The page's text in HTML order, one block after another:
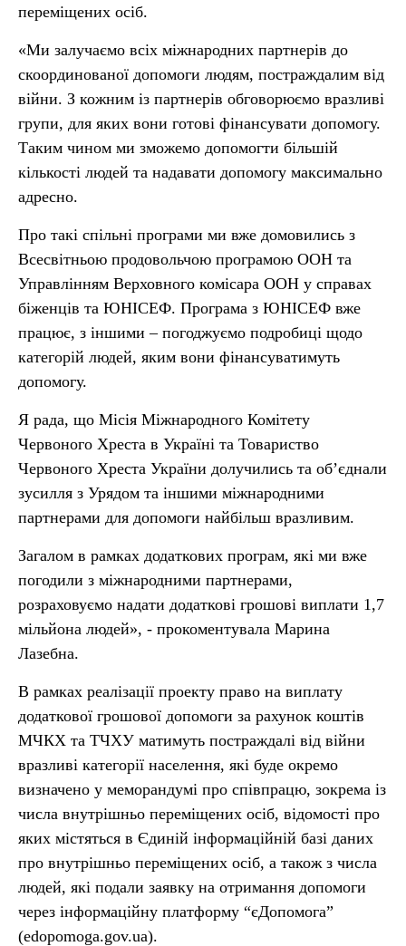
переміщених осіб.
«Ми залучаємо всіх міжнародних партнерів до
скоординованої допомоги людям, постраждалим від
війни. З кожним із партнерів обговорюємо вразливі
групи, для яких вони готові фінансувати допомогу.
Таким чином ми зможемо допомогти більшій
кількості людей та надавати допомогу максимально
адресно.
Про такі спільні програми ми вже домовились з
Всесвітньою продовольчою програмою ООН та
Управлінням Верховного комісара ООН у справах
біженців та ЮНІСЕФ. Програма з ЮНІСЕФ вже
працює, з іншими – погоджуємо подробиці щодо
категорій людей, яким вони фінансуватимуть
допомогу.
Я рада, що Місія Міжнародного Комітету
Червоного Хреста в Україні та Товариство
Червоного Хреста України долучились та об’єднали
зусилля з Урядом та іншими міжнародними
партнерами для допомоги найбільш вразливим.
Загалом в рамках додаткових програм, які ми вже
погодили з міжнародними партнерами,
розраховуємо надати додаткові грошові виплати 1,7
мільйона людей», - прокоментувала Марина
Лазебна.
В рамках реалізації проекту право на виплату
додаткової грошової допомоги за рахунок коштів
МЧКХ та ТЧХУ матимуть постраждалі від війни
вразливі категорії населення, які буде окремо
визначено у меморандумі про співпрацю, зокрема із
числа внутрішньо переміщених осіб, відомості про
яких містяться в Єдиній інформаційній базі даних
про внутрішньо переміщених осіб, а також з числа
людей, які подали заявку на отримання допомоги
через інформаційну платформу “єДопомога”
(edopomoga.gov.ua).